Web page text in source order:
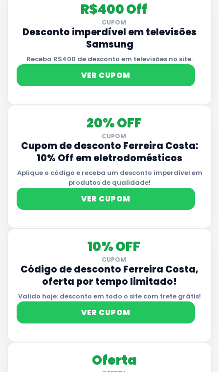
R$400 Off
CUPOM
Desconto imperdível em televisões
Samsung
Receba R$400 de desconto em televisões no site.
VER CUPOM
20% OFF
CUPOM
Cupom de desconto Ferreira Costa:
10% Off em eletrodomésticos
Aplique o código e receba um desconto imperdível em
produtos de qualidade!
VER CUPOM
10% OFF
CUPOM
Código de desconto Ferreira Costa,
oferta por tempo limitado!
Valido hoje: desconto em todo o site com frete grátis!
VER CUPOM
Oferta